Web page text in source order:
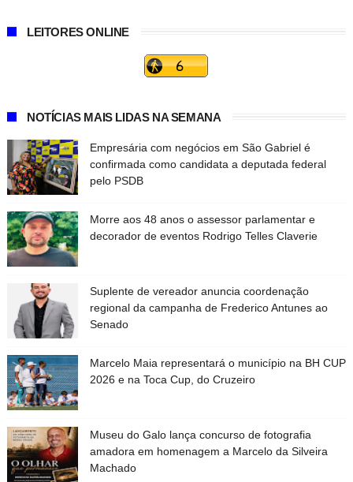
LEITORES ONLINE
NOTÍCIAS MAIS LIDAS NA SEMANA
Empresária com negócios em São Gabriel é
confirmada como candidata a deputada federal
pelo PSDB
Morre aos 48 anos o assessor parlamentar e
decorador de eventos Rodrigo Telles Claverie
Suplente de vereador anuncia coordenação
regional da campanha de Frederico Antunes ao
Senado
Marcelo Maia representará o município na BH CUP
2026 e na Toca Cup, do Cruzeiro
Museu do Galo lança concurso de fotografia
amadora em homenagem a Marcelo da Silveira
Machado